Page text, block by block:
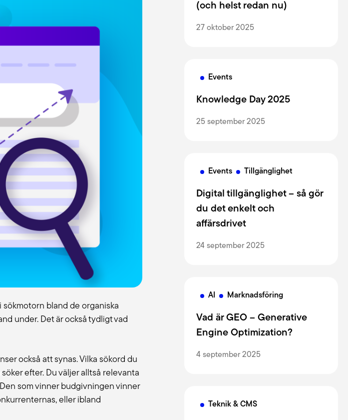
och kan guida dig i WCAG-krav och utveckla upplevelser
Lediga jobb
Om oss
English
bland de organiska
under. Det är också tydligt vad
också att synas. Vilka sökord du
efter. Du väljer alltså relevanta
som vinner budgivningen vinner
eller ibland
(och helst redan nu)
27 oktober 2025
Events
Knowledge Day 2025
25 september 2025
Events Tillgänglighet
Digital tillgänglighet – så gör
du det enkelt och
affärsdrivet
24 september 2025
AI Marknadsföring
Vad är GEO – Generative
Engine Optimization?
4 september 2025
Teknik & CMS